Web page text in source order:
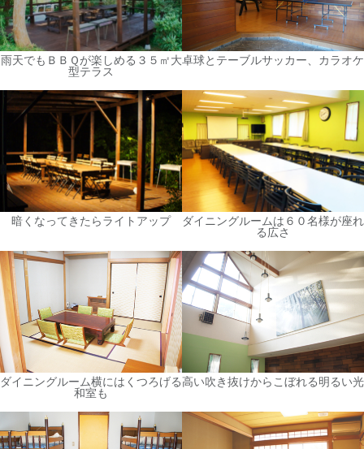
雨天でもＢＢＱが楽しめる３５㎡大
型テラス
卓球とテーブルサッカー、カラオケ
暗くなってきたらライトアップ ダイニングルームは６０名様が座れ
る広さ
ダイニングルーム横にはくつろげる
和室も
高い吹き抜けからこぼれる明るい光